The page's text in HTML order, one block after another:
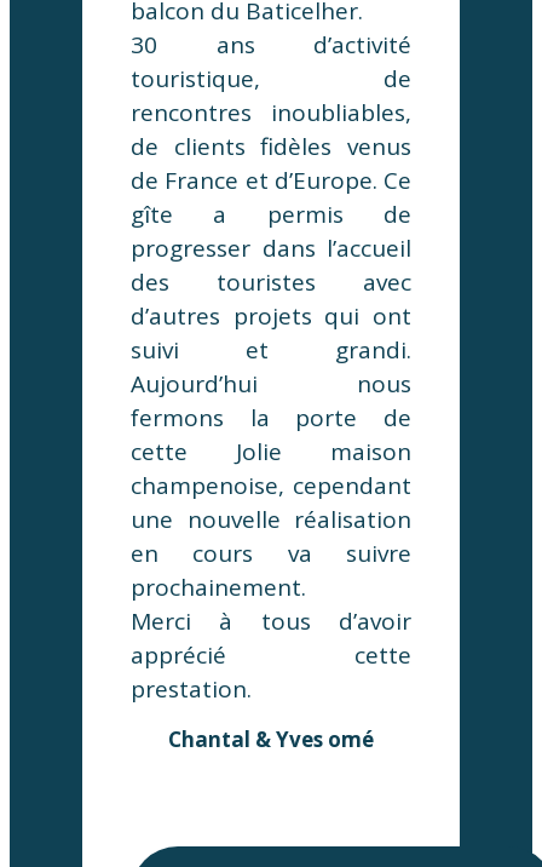
balcon du Baticelher.
30 ans d’activité
touristique, de
rencontres inoubliables,
de clients fidèles venus
de France et d’Europe. Ce
gîte a permis de
progresser dans l’accueil
des touristes avec
d’autres projets qui ont
suivi et grandi.
Aujourd’hui nous
fermons la porte de
cette Jolie maison
champenoise, cependant
une nouvelle réalisation
en cours va suivre
prochainement.
Merci à tous d’avoir
apprécié cette
prestation.
Chantal & Yves omé